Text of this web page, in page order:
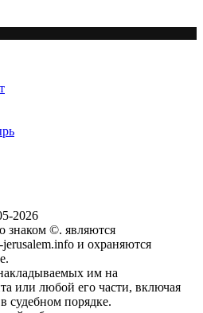
2026
знаком ©. являются
и охраняются
им на
или любой его части, включая
судебном порядке.